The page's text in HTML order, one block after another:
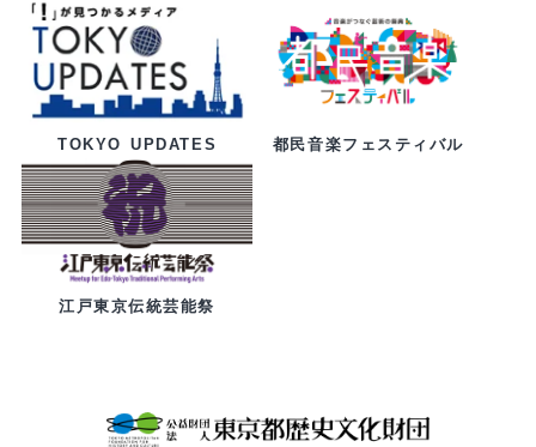
TOKYO UPDATES 都民音楽フェスティバル
江戸東京伝統芸能祭